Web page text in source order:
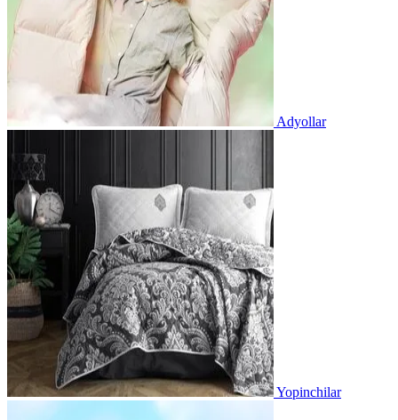
Adyollar
Yopinchilar